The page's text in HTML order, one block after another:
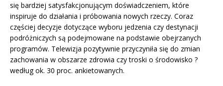
się bardziej satysfakcjonującym doświadczeniem, które
inspiruje do działania i próbowania nowych rzeczy. Coraz
częściej decyzje dotyczące wyboru jedzenia czy destynacji
podróżniczych są podejmowane na podstawie obejrzanych
programów. Telewizja pozytywnie przyczyniła się do zmian
zachowania w obszarze zdrowia czy troski o środowisko ?
według ok. 30 proc. ankietowanych.